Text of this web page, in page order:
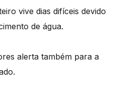
vive dias difíceis devido
de água.
alerta também para a